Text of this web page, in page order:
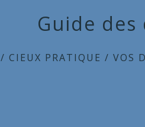
Guide des
/CIEUX PRATIQUE /VOS